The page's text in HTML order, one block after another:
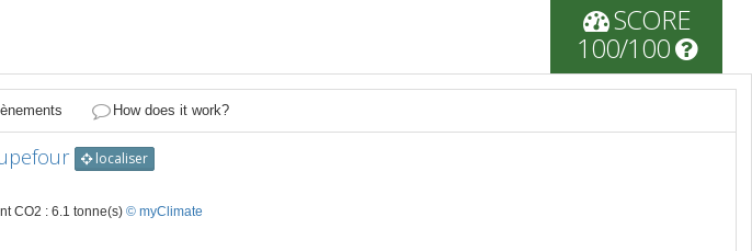
SCORE
100/100
How does it work?
localiser
CO2 : 6.1 tonne(s) © myClimate